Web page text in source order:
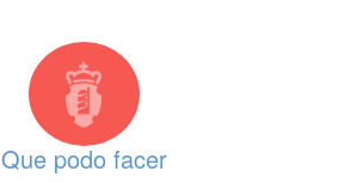
Que podo facer